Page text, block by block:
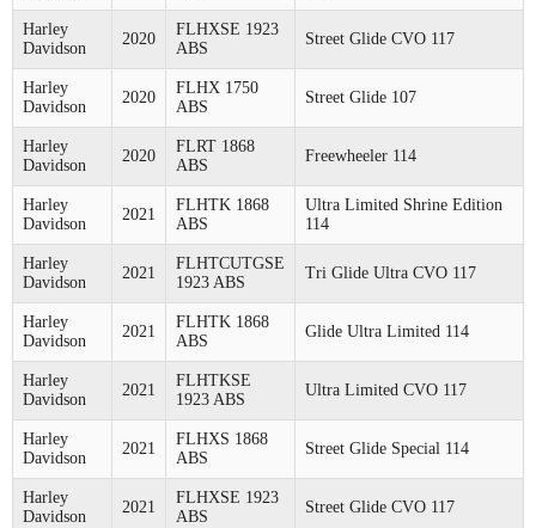
Harley
Davidson
2020
FLHXSE 1923
ABS
Street Glide CVO 117
Harley
Davidson
2020
FLHX 1750
ABS
Street Glide 107
Harley
Davidson
2020
FLRT 1868
ABS
Freewheeler 114
Harley
Davidson
2021
FLHTK 1868
ABS
Ultra Limited Shrine Edition
114
Harley
Davidson
2021
FLHTCUTGSE
1923 ABS
Tri Glide Ultra CVO 117
Harley
Davidson
2021
FLHTK 1868
ABS
Glide Ultra Limited 114
Harley
Davidson
2021
FLHTKSE
1923 ABS
Ultra Limited CVO 117
Harley
Davidson
2021
FLHXS 1868
ABS
Street Glide Special 114
Harley
Davidson
2021
FLHXSE 1923
ABS
Street Glide CVO 117